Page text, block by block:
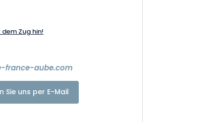
Zug hin!
france-aube.com
Sie uns per E-Mail